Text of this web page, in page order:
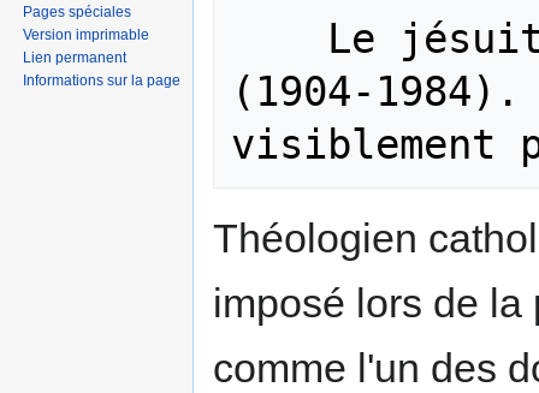
(1904-
Théologien
imposé lors de
comme l'un des
Pages spéciales
Version imprimable
Lien permanent
Informations sur la page